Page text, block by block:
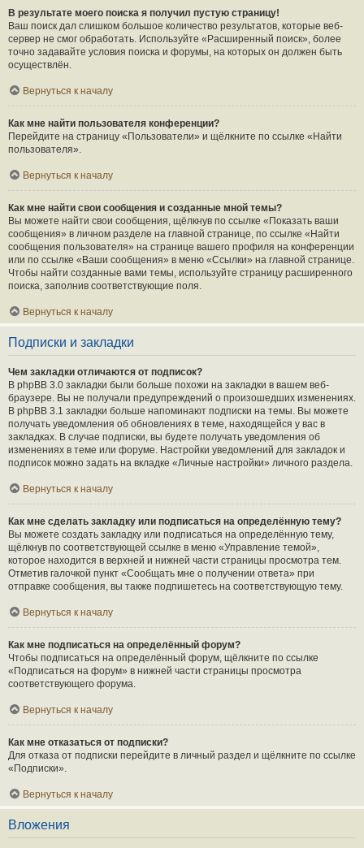
В результате моего поиска я получил пустую страницу!
Ваш поиск дал слишком большое количество результатов, которые веб-
сервер не смог обработать. Используйте «Расширенный поиск», более
точно задавайте условия поиска и форумы, на которых он должен быть
осуществлён.
Вернуться к началу
Как мне найти пользователя конференции?
Перейдите на страницу «Пользователи» и щёлкните по ссылке «Найти
пользователя».
Вернуться к началу
Как мне найти свои сообщения и созданные мной темы?
Вы можете найти свои сообщения, щёлкнув по ссылке «Показать ваши
сообщения» в личном разделе на главной странице, по ссылке «Найти
сообщения пользователя» на странице вашего профиля на конференции
или по ссылке «Ваши сообщения» в меню «Ссылки» на главной странице.
Чтобы найти созданные вами темы, используйте страницу расширенного
поиска, заполнив соответствующие поля.
Вернуться к началу
Подписки и закладки
Чем закладки отличаются от подписок?
В phpBB 3.0 закладки были больше похожи на закладки в вашем веб-
браузере. Вы не получали предупреждений о произошедших изменениях.
В phpBB 3.1 закладки больше напоминают подписки на темы. Вы можете
получать уведомления об обновлениях в теме, находящейся у вас в
закладках. В случае подписки, вы будете получать уведомления об
изменениях в теме или форуме. Настройки уведомлений для закладок и
подписок можно задать на вкладке «Личные настройки» личного раздела.
Вернуться к началу
Как мне сделать закладку или подписаться на определённую тему?
Вы можете создать закладку или подписаться на определённую тему,
щёлкнув по соответствующей ссылке в меню «Управление темой»,
которое находится в верхней и нижней части страницы просмотра тем.
Отметив галочкой пункт «Сообщать мне о получении ответа» при
отправке сообщения, вы также подпишетесь на соответствующую тему.
Вернуться к началу
Как мне подписаться на определённый форум?
Чтобы подписаться на определённый форум, щёлкните по ссылке
«Подписаться на форум» в нижней части страницы просмотра
соответствующего форума.
Вернуться к началу
Как мне отказаться от подписки?
Для отказа от подписки перейдите в личный раздел и щёлкните по ссылке
«Подписки».
Вернуться к началу
Вложения